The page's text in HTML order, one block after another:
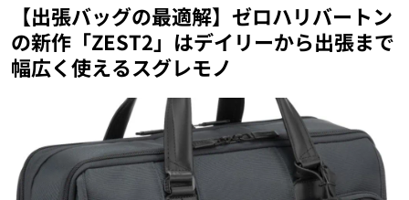
【出張バッグの最適解】ゼロハリバートン
の新作「ZEST2」はデイリーから出張まで
幅広く使えるスグレモノ